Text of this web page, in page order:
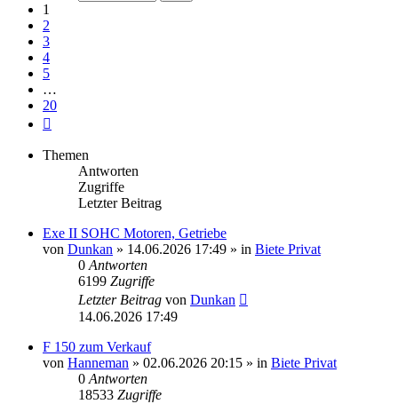
1
2
3
4
5
…
20
Themen
Antworten
Zugriffe
Letzter Beitrag
Exe II SOHC Motoren, Getriebe
von Dunkan » 14.06.2026 17:49 » in Biete Privat
0 Antworten
6199 Zugriffe
Letzter Beitrag von Dunkan
14.06.2026 17:49
F 150 zum Verkauf
von Hanneman » 02.06.2026 20:15 » in Biete Privat
0 Antworten
18533 Zugriffe